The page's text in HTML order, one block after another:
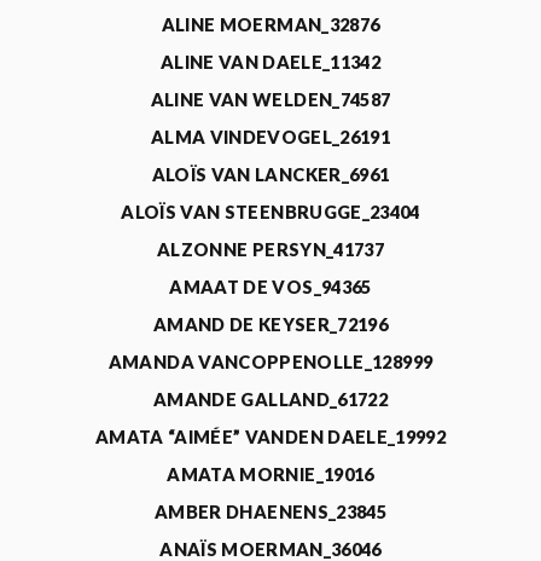
ALINE MOERMAN_32876
ALINE VAN DAELE_11342
ALINE VAN WELDEN_74587
ALMA VINDEVOGEL_26191
ALOÏS VAN LANCKER_6961
ALOÏS VAN STEENBRUGGE_23404
ALZONNE PERSYN_41737
AMAAT DE VOS_94365
AMAND DE KEYSER_72196
AMANDA VANCOPPENOLLE_128999
AMANDE GALLAND_61722
AMATA “AIMÉE” VANDEN DAELE_19992
AMATA MORNIE_19016
AMBER DHAENENS_23845
ANAÏS MOERMAN_36046